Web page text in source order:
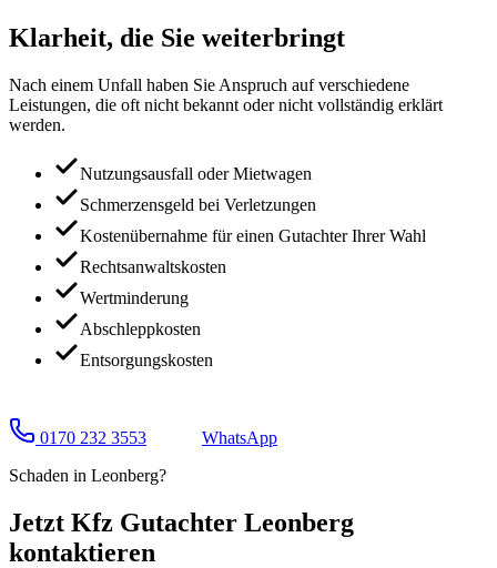
Klarheit, die Sie weiterbringt
Nach einem Unfall haben Sie Anspruch auf verschiedene
Leistungen, die oft nicht bekannt oder nicht vollständig erklärt
werden.
Nutzungsausfall oder Mietwagen
Schmerzensgeld bei Verletzungen
Kostenübernahme für einen Gutachter Ihrer Wahl
Rechtsanwaltskosten
Wertminderung
Abschleppkosten
Entsorgungskosten
0170 232 3553
WhatsApp
Schaden in Leonberg?
Jetzt Kfz Gutachter Leonberg
kontaktieren